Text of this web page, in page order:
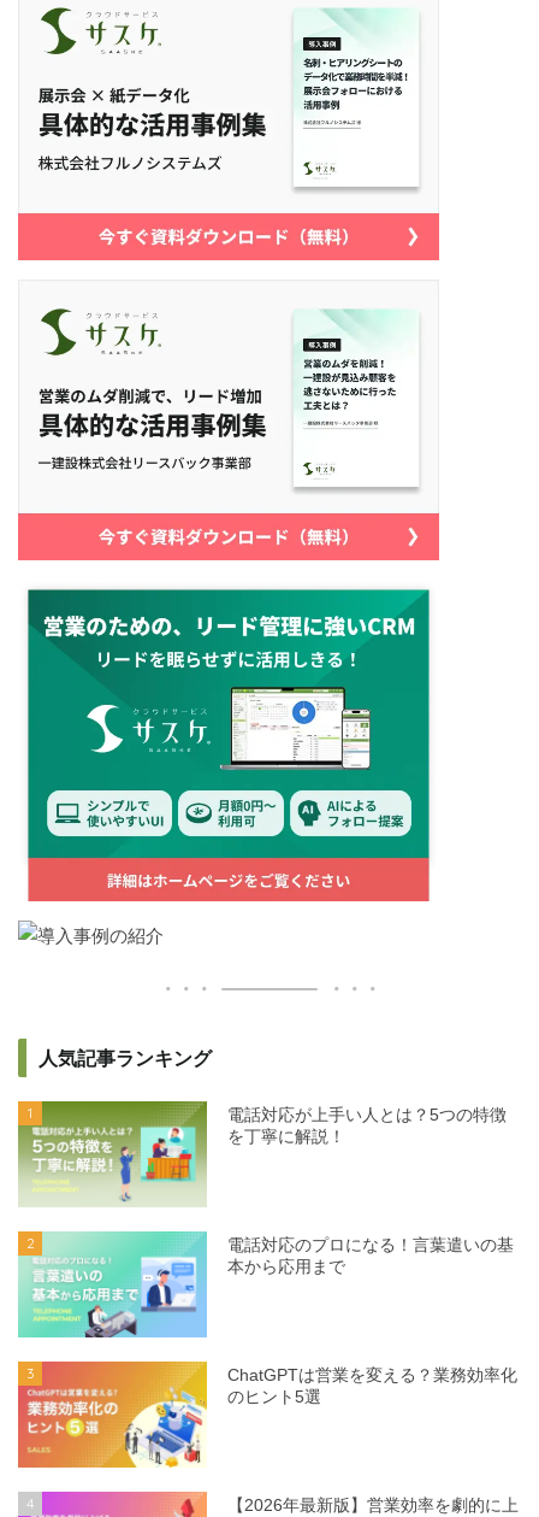
人気記事ランキング
1
電話対応が上手い人とは？5つの特徴
を丁寧に解説！
2
電話対応のプロになる！言葉遣いの基
本から応用まで
3
ChatGPTは営業を変える？業務効率化
のヒント5選
4
【2026年最新版】営業効率を劇的に上